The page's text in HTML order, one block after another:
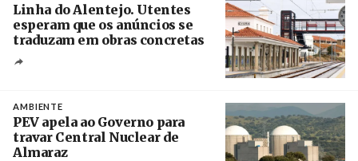
Linha do Alentejo. Utentes
esperam que os anúncios se
traduzam em obras concretas
AMBIENTE
PEV apela ao Governo para
travar Central Nuclear de
Almaraz